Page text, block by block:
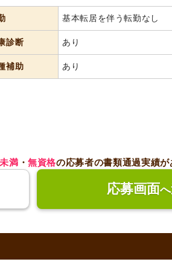
基本転居を伴う転勤なし
診断 あり
補助 あり
満 ・無資格の応募者の書類通過実績
応募画面へ